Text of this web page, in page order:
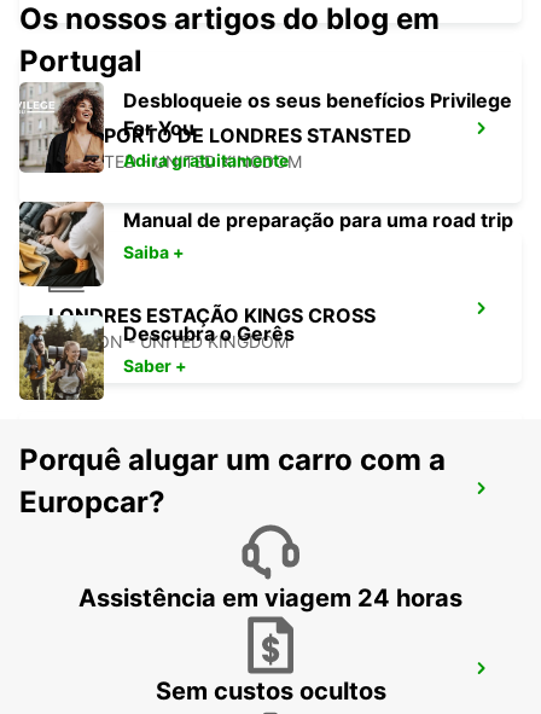
AEROPORTO DE LONDRES STANSTED
STANSTED - UNITED KINGDOM
LONDRES ESTAÇÃO KINGS CROSS
LONDON - UNITED KINGDOM
SLOUGH
SLOUGH - UNITED KINGDOM
AEROPORTO DE LONDRES HEATHROW
LONDON - UNITED KINGDOM
Os nossos artigos do blog em
Portugal
Desbloqueie os seus benefícios Privilege
For You
Adira gratuitamente
Manual de preparação para uma road trip
Saiba +
Descubra o Gerês
Saber +
Porquê alugar um carro com a
Europcar?
Assistência em viagem 24 horas
Sem custos ocultos